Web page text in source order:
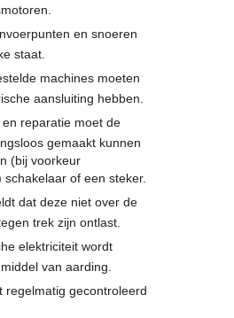
en snoeren
staat.
machines moeten
aansluiting hebben.
reparatie moet de
gemaakt kunnen
(bij voorkeur
of een steker.
dat deze niet over de
trek zijn ontlast.
elektriciteit wordt
van aarding.
regelmatig gecontroleerd